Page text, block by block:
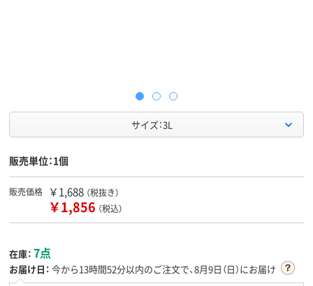
サイズ：3L
販売単位：1個
販売価格 ￥1,688 （税抜き）
￥1,856 （税込）
在庫： 7点
お届け日： 今から13時間52分以内のご注文で、8月9日（日）にお届け